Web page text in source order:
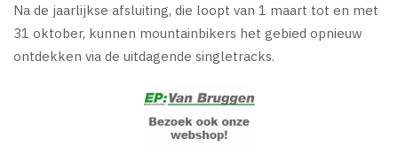
Na de jaarlijkse afsluiting, die loopt van 1 maart tot en met
31 oktober, kunnen mountainbikers het gebied opnieuw
ontdekken via de uitdagende singletracks.